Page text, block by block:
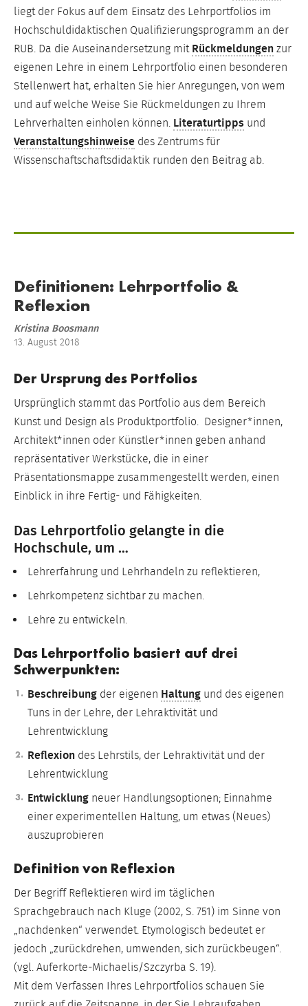
liegt der Fokus auf dem Einsatz des Lehrportfolios im
Hochschuldidaktischen Qualifizierungsprogramm an der
RUB. Da die Auseinandersetzung mit Rückmeldungen zur
eigenen Lehre in einem Lehrportfolio einen besonderen
Stellenwert hat, erhalten Sie hier Anregungen, von wem
und auf welche Weise Sie Rückmeldungen zu Ihrem
Lehrverhalten einholen können. Literaturtipps und
Veranstaltungshinweise des Zentrums für
Wissenschaftschaftsdidaktik runden den Beitrag ab.
Definitionen: Lehrportfolio &
Reflexion
Kristina Boosmann
13. August 2018
Der Ursprung des Portfolios
Ursprünglich stammt das Portfolio aus dem Bereich
Kunst und Design als Produktportfolio. Designer*innen,
Architekt*innen oder Künstler*innen geben anhand
repräsentativer Werkstücke, die in einer
Präsentationsmappe zusammengestellt werden, einen
Einblick in ihre Fertig- und Fähigkeiten.
Das Lehrportfolio gelangte in die
Hochschule, um …
Lehrerfahrung und Lehrhandeln zu reflektieren,
Lehrkompetenz sichtbar zu machen.
Lehre zu entwickeln.
Das Lehrportfolio basiert auf drei
Schwerpunkten:
Beschreibung der eigenen Haltung und des eigenen
Tuns in der Lehre, der Lehraktivität und
Lehrentwicklung
Reflexion des Lehrstils, der Lehraktivität und der
Lehrentwicklung
Entwicklung neuer Handlungsoptionen; Einnahme
einer experimentellen Haltung, um etwas (Neues)
auszuprobieren
Definition von Reflexion
Der Begriff Reflektieren wird im täglichen
Sprachgebrauch nach Kluge (2002, S. 751) im Sinne von
„nachdenken“ verwendet. Etymologisch bedeutet er
jedoch „zurückdrehen, umwenden, sich zurückbeugen“.
(vgl. Auferkorte-Michaelis/Szczyrba S. 19).
Mit dem Verfassen Ihres Lehrportfolios schauen Sie